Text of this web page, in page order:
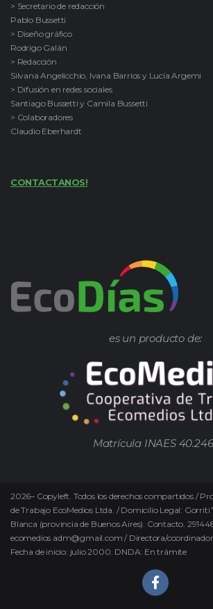
> Secretario de redacción
Pablo Bussetti
> Diseño gráfico
Rodrigo Galán
> Redacción
Silvana Angelicchio, Ivana Barrios y Lucía Argemi
> Difusión en redes sociales
Santiago Bussetti y Camila Bussetti
> Colaboradores
Claudio Eberhardt
CONTACTANOS!
es un producto de:
Matrícula INAES
2026– Copyleft. Todos los derechos compartidos /
de Trabajo EcoMedios Ltda. / Domicilio Legal: Gorriti
Blanca (provincia de Buenos Aires). Contacto.
ecomedios.adm@gmail.com / Directora/
Fecha de inicio: julio 2000. DNDA: En trámite